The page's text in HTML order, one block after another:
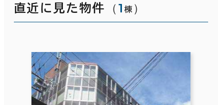
直近に見た物件 （1 棟 ）